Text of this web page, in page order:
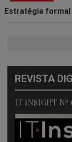
Estratégia formal
REVISTA
IT INSIGHT Nº